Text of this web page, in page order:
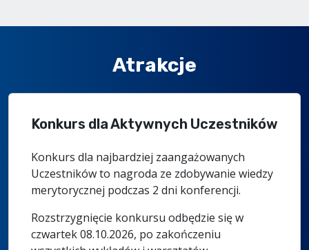
Atrakcje
Konkurs dla Aktywnych Uczestników
Konkurs dla najbardziej zaangażowanych
Uczestników to nagroda ze zdobywanie wiedzy
merytorycznej podczas 2 dni konferencji.
Rozstrzygnięcie konkursu odbędzie się w
czwartek 08.10.2026, po zakończeniu